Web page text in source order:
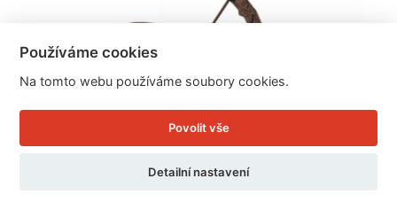
Používáme cookies
Na tomto webu používáme soubory cookies.
Povolit vše
Detailní nastavení